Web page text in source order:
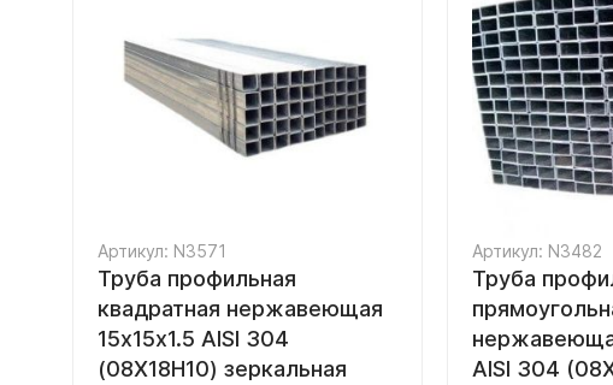
Артикул: N3571
Труба профильная
квадратная нержавеющая
15х15х1.5 AISI 304
(08Х18Н10) зеркальная
Артикул: N3482
Труба
AISI 304